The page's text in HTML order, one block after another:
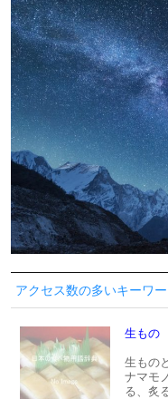
アクセス数の多いキーワー
生もの
生もの
ナマモ
る、炙